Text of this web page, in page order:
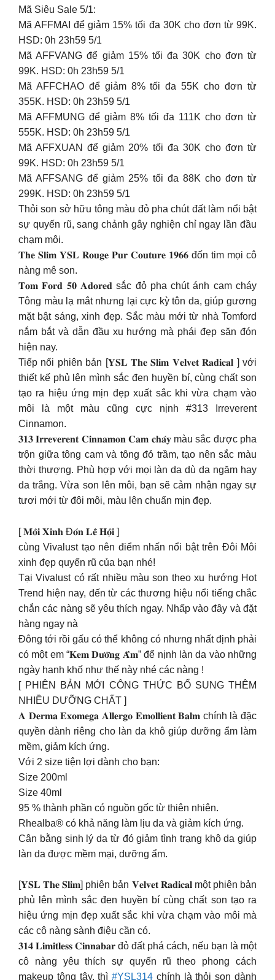
Mã Siêu Sale 5/1:
Mã AFFMAI để giảm 15% tối đa 30K cho đơn từ 99K.
HSD: 0h 23h59 5/1
Mã AFFVANG để giảm 15% tối đa 30K cho đơn từ
99K. HSD: 0h 23h59 5/1
Mã AFFCHAO để giảm 8% tối đa 55K cho đơn từ
355K. HSD: 0h 23h59 5/1
Mã AFFMUNG để giảm 8% tối đa 111K cho đơn từ
555K. HSD: 0h 23h59 5/1
Mã AFFXUAN để giảm 20% tối đa 30K cho đơn từ
99K. HSD: 0h 23h59 5/1
Mã AFFSANG để giảm 25% tối đa 88K cho đơn từ
299K. HSD: 0h 23h59 5/1
Thỏi son sở hữu tông màu đỏ pha chút đất làm nổi bật
sự quyến rũ, sang chảnh gây nghiện chỉ ngay lần đầu
chạm môi.
𝐓𝐡𝐞 𝐒𝐥𝐢𝐦 𝐘𝐒𝐋 𝐑𝐨𝐮𝐠𝐞 𝐏𝐮𝐫 𝐂𝐨𝐮𝐭𝐮𝐫𝐞 𝟏𝟗𝟔𝟔 đốn tim mọi cô
nàng mê son.
𝐓𝐨𝐦 𝐅𝐨𝐫𝐝 𝟓𝟎 𝐀𝐝𝐨𝐫𝐞𝐝 sắc đỏ pha chút ánh cam cháy
Tông màu lạ mắt nhưng lại cực kỳ tôn da, giúp gương
mặt bật sáng, xinh đẹp. Sắc màu mới từ nhà Tomford
nắm bắt và dẫn đầu xu hướng mà phái đẹp săn đón
hiện nay.
Tiếp nối phiên bản [𝐘𝐒𝐋 𝐓𝐡𝐞 𝐒𝐥𝐢𝐦 𝐕𝐞𝐥𝐯𝐞𝐭 𝐑𝐚𝐝𝐢𝐜𝐚𝐥 ] với
thiết kế phủ lên mình sắc đen huyền bí, cùng chất son
tạo ra hiệu ứng mịn đẹp xuất sắc khi vừa chạm vào
môi là một màu cũng cực nịnh #313 Irreverent
Cinnamon.
𝟑𝟏𝟑 𝐈𝐫𝐫𝐞𝐯𝐞𝐫𝐞𝐧𝐭 𝐂𝐢𝐧𝐧𝐚𝐦𝐨𝐧 𝐂𝐚𝐦 𝐜𝐡𝐚́𝐲 màu sắc được pha
trộn giữa tông cam và tông đỏ trầm, tạo nên sắc màu
thời thượng. Phù hợp với mọi làn da dù da ngăm hay
da trắng. Vừa son lên môi, bạn sẽ cảm nhận ngay sự
tươi mới từ đôi môi, màu lên chuẩn mịn đẹp.
[ 𝐌𝐨̂𝐢 𝐗𝐢𝐧𝐡 Đ𝐨́𝐧 𝐋𝐞̂̃ 𝐇𝐨̣̂𝐢 ]
cùng Vivalust tạo nên điểm nhấn nổi bật trên Đôi Môi
xinh đẹp quyến rũ của bạn nhé!
Tại Vivalust có rất nhiều màu son theo xu hướng Hot
Trend hiện nay, đến từ các thương hiệu nổi tiếng chắc
chắn các nàng sẽ yêu thích ngay. Nhấp vào đây và đặt
hàng ngay nà
Đông tới rồi gấu có thể không có nhưng nhất định phải
có một em “𝐊𝐞𝐦 𝐃𝐮̛𝐨̛̃𝐧𝐠 𝐀̂̉𝐦” để nịnh làn da vào những
ngày hanh khố như thế này nhé các nàng !
[ PHIÊN BẢN MỚI CÔNG THỨC BỔ SUNG THÊM
NHIỀU DƯỠNG CHẤT ]
𝐀 𝐃𝐞𝐫𝐦𝐚 𝐄𝐱𝐨𝐦𝐞𝐠𝐚 𝐀𝐥𝐥𝐞𝐫𝐠𝐨 𝐄𝐦𝐨𝐥𝐥𝐢𝐞𝐧𝐭 𝐁𝐚𝐥𝐦 chính là đặc
quyền dành riêng cho làn da khô giúp dưỡng ẩm làm
mềm, giảm kích ứng.
Với 2 size tiện lợi dành cho bạn:
Size 200ml
Size 40ml
95 % thành phần có nguồn gốc từ thiên nhiên.
Rhealba® có khả năng làm lịu da và giảm kích ứng.
Cân bằng sinh lý da từ đó giảm tình trạng khô da giúp
làn da được mềm mại, dưỡng ẩm.
[𝐘𝐒𝐋 𝐓𝐡𝐞 𝐒𝐥𝐢𝐦] phiên bản 𝐕𝐞𝐥𝐯𝐞𝐭 𝐑𝐚𝐝𝐢𝐜𝐚𝐥 một phiên bản
phủ lên mình sắc đen huyền bí cùng chất son tạo ra
hiệu ứng mịn đẹp xuất sắc khi vừa chạm vào môi mà
các cô nàng sành điệu cần có.
𝟑𝟏𝟒 𝐋𝐢𝐦𝐢𝐭𝐥𝐞𝐬𝐬 𝐂𝐢𝐧𝐧𝐚𝐛𝐚𝐫 đỏ đất phá cách, nếu bạn là một
cô nàng yêu thích sự quyến rũ theo phong cách
makeup tông tây, thì#YSL314 chính là thỏi son dành